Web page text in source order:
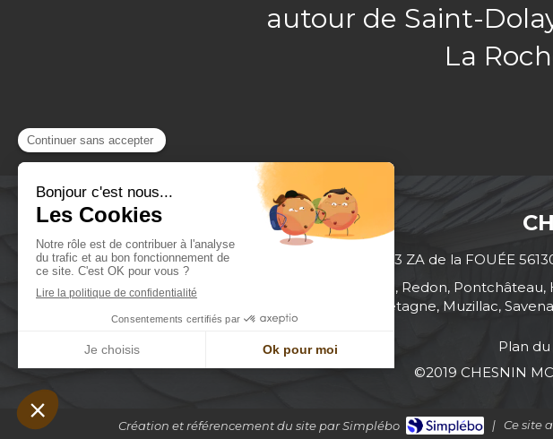
autour de Saint-
La
3 ZA de la FOUÉE
Missillac, Nivillac, Redon,
Bretagne, Muzillac,
Plan du
©2019 CHESNIN
Création et référencement du site par Simplébo | Ce site